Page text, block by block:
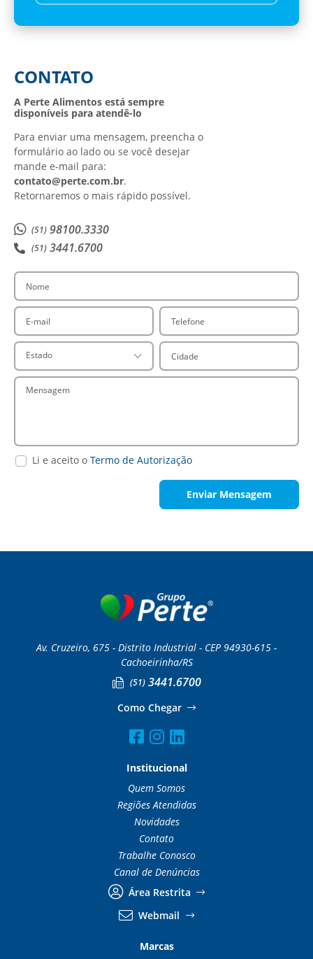
CONTATO
A Perte Alimentos está sempre
disponíveis para atendê-lo
Para enviar uma mensagem, preencha o
formulário ao lado ou se você desejar
mande e-mail para:
contato@perte.com.br.
Retornaremos o mais rápido possível.
(51) 98100.3330
(51) 3441.6700
Nome
E-mail Telefone
Estado
Cidade
Mensagem
Li e aceito oTermo de Autorização
Enviar Mensagem
Av. Cruzeiro, 675 - Distrito Industrial - CEP 94930-615 -
Cachoeirinha/RS
(51)3441.6700
Como Chegar
Institucional
Quem Somos
Regiões Atendidas
Novidades
Contato
Trabalhe Conosco
Canal de Denúncias
Área Restrita
Webmail
Marcas